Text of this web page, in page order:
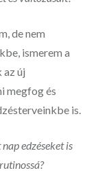
de nem
ismerem a
új
megfog és
is.
edzéseket is